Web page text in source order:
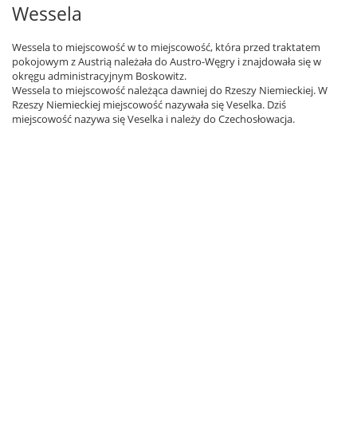
Wessela
Wessela to miejscowość w to miejscowość, która przed traktatem
pokojowym z Austrią należała do Austro-Węgry i znajdowała się w
okręgu administracyjnym Boskowitz.
Wessela to miejscowość należąca dawniej do Rzeszy Niemieckiej. W
Rzeszy Niemieckiej miejscowość nazywała się Veselka. Dziś
miejscowość nazywa się Veselka i należy do Czechosłowacja.